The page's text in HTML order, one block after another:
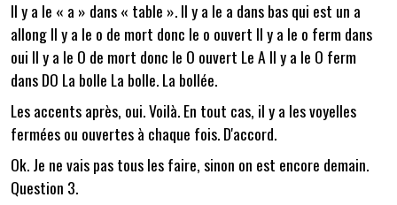
Il y a le « a » dans « table ». Il y a le a dans bas qui est un a
allong Il y a le o de mort donc le o ouvert Il y a le o ferm dans
oui Il y a le O de mort donc le O ouvert Le A Il y a le O ferm
dans DO La bolle La bolle. La bollée.
Les accents après, oui. Voilà. En tout cas, il y a les voyelles
fermées ou ouvertes à chaque fois. D'accord.
Ok. Je ne vais pas tous les faire, sinon on est encore demain.
Question 3.